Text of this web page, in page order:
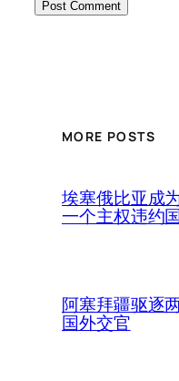
MORE POSTS
埃塞俄比亚成
一个主权违约
阿塞拜疆驱逐
国外交官